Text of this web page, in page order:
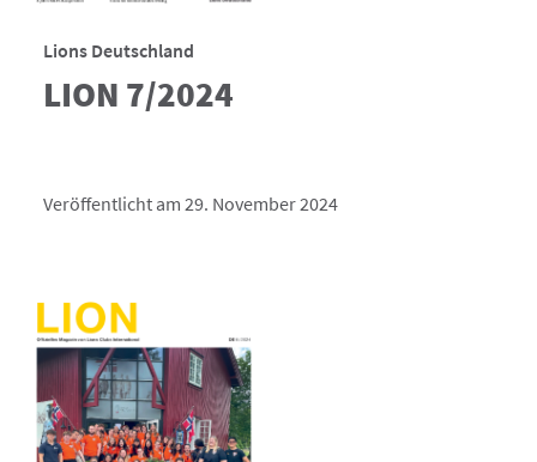
Lions Deutschland
LION 7/2024
Veröffentlicht am 29. November 2024